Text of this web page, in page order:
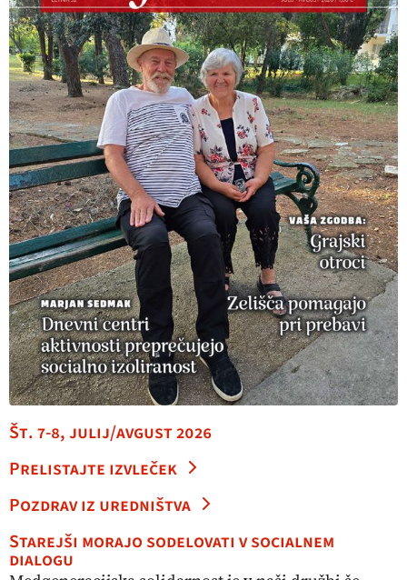
Št. 7-8, julij/avgust 2026
Prelistajte izvleček
Pozdrav iz uredništva
Starejši morajo sodelovati v socialnem
dialogu